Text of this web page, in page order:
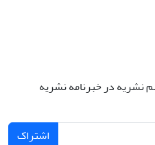
نشریه در خبرنامه نشریه
اشتراک